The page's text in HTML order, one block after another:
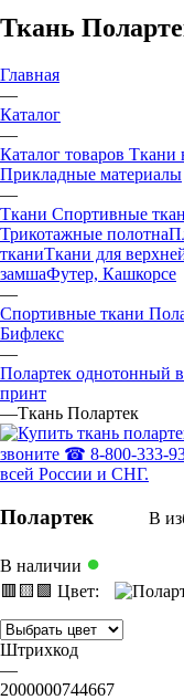
Ткань
Главная
—
Каталог
—
Каталог товаров Ткани
Прикладные материалы
—
Ткани Спортивные
Трикотажные полотна
тканиТкани для
замшаФутер, Кашкорсе
—
Спортивные ткани
Бифлекс
—
Полартек однотонный
принт
—Ткань Полартек
Полартек В
В наличии ●
🟥 🟨 🟩 Цвет:
Штрихкод
—
2000000744667